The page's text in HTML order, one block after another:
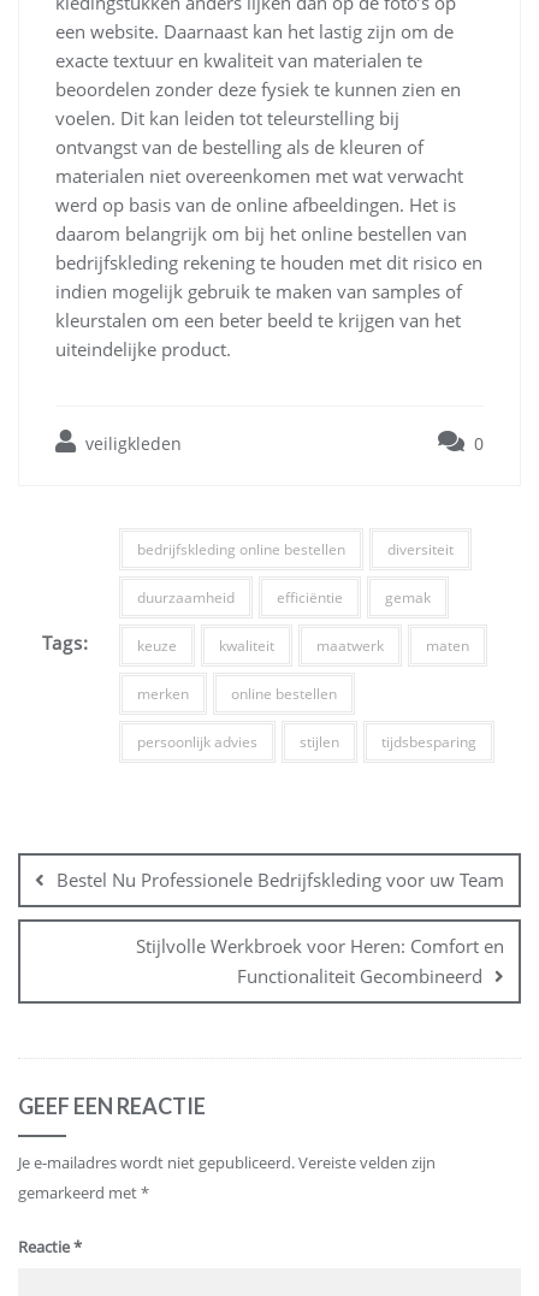
een website. Daarnaast kan het lastig zijn om de
exacte textuur en kwaliteit van materialen te
beoordelen zonder deze fysiek te kunnen zien en
voelen. Dit kan leiden tot teleurstelling bij
ontvangst van de bestelling als de kleuren of
materialen niet overeenkomen met wat verwacht
werd op basis van de online afbeeldingen. Het is
daarom belangrijk om bij het online bestellen van
bedrijfskleding rekening te houden met dit risico en
indien mogelijk gebruik te maken van samples of
kleurstalen om een beter beeld te krijgen van het
uiteindelijke product.
veiligkleden 0
Tags:
bedrijfskleding online bestellen diversiteit
duurzaamheid efficiëntie gemak
keuze kwaliteit maatwerk maten
merken online bestellen
persoonlijk advies stijlen tijdsbesparing
navigatie
Bestel Nu Professionele Bedrijfskleding voor uw Team
Stijlvolle Werkbroek voor Heren: Comfort en
Functionaliteit Gecombineerd
GEEF EEN REACTIE
Je e-mailadres wordt niet gepubliceerd.Vereiste velden zijn
gemarkeerd met*
Reactie*